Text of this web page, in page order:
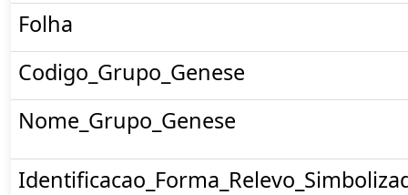
Folha
Codigo_Grupo_Genese
Nome_Grupo_Genese